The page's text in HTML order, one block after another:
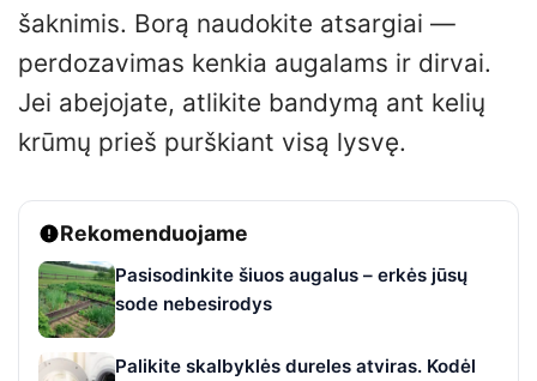
šaknimis. Borą naudokite atsargiai —
perdozavimas kenkia augalams ir dirvai.
Jei abejojate, atlikite bandymą ant kelių
krūmų prieš purškiant visą lysvę.
Rekomenduojame
Pasisodinkite šiuos augalus – erkės jūsų
sode nebesirodys
Palikite skalbyklės dureles atviras. Kodėl